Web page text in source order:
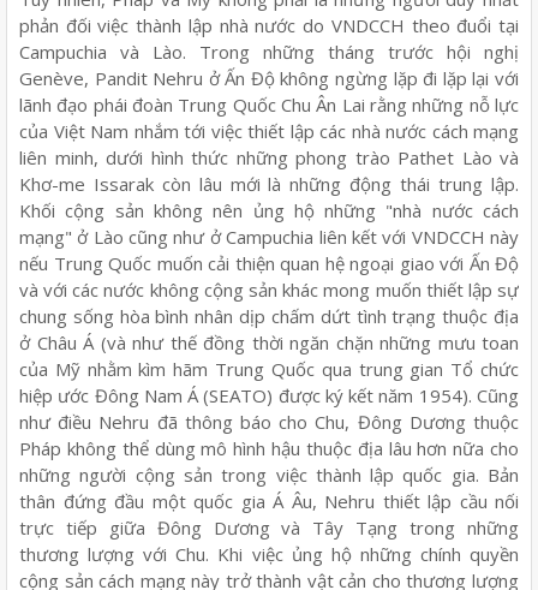
phản đối việc thành lập nhà nước do VNDCCH theo đuổi tại
Campuchia và Lào. Trong những tháng trước hội nghị
Genève, Pandit Nehru ở Ấn Độ không ngừng lặp đi lặp lại với
lãnh đạo phái đoàn Trung Quốc Chu Ân Lai rằng những nỗ lực
của Việt Nam nhắm tới việc thiết lập các nhà nước cách mạng
liên minh, dưới hình thức những phong trào Pathet Lào và
Khơ-me Issarak còn lâu mới là những động thái trung lập.
Khối cộng sản không nên ủng hộ những "nhà nước cách
mạng" ở Lào cũng như ở Campuchia liên kết với VNDCCH này
nếu Trung Quốc muốn cải thiện quan hệ ngoại giao với Ấn Độ
và với các nước không cộng sản khác mong muốn thiết lập sự
chung sống hòa bình nhân dịp chấm dứt tình trạng thuộc địa
ở Châu Á (và như thế đồng thời ngăn chặn những mưu toan
của Mỹ nhằm kìm hãm Trung Quốc qua trung gian Tổ chức
hiệp ước Đông Nam Á (SEATO) được ký kết năm 1954). Cũng
như điều Nehru đã thông báo cho Chu, Đông Dương thuộc
Pháp không thể dùng mô hình hậu thuộc địa lâu hơn nữa cho
những người cộng sản trong việc thành lập quốc gia. Bản
thân đứng đầu một quốc gia Á Âu, Nehru thiết lập cầu nối
trực tiếp giữa Đông Dương và Tây Tạng trong những
thương lượng với Chu. Khi việc ủng hộ những chính quyền
cộng sản cách mạng này trở thành vật cản cho thương lượng